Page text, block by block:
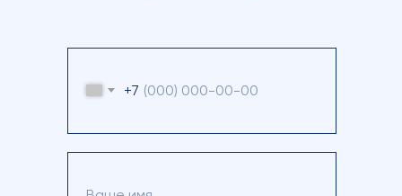
+7